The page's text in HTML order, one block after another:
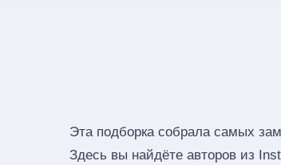
Эта подборка собрала самых
Здесь вы найдёте авторов из